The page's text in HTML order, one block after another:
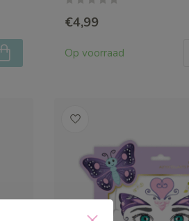
€4,99
Op voorraad